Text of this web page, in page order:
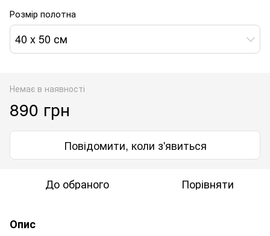
Розмір полотна
40 x 50 см
Немає в наявності
890 грн
Повідомити, коли з'явиться
До обраного Порівняти
Опис